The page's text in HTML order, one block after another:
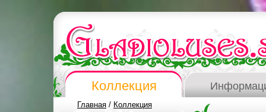
Коллекция
Главная / Коллекция